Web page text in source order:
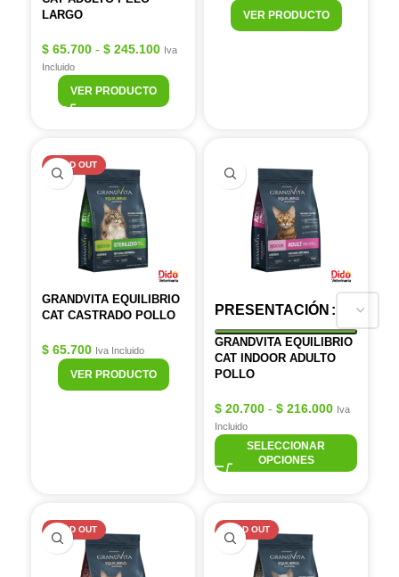
LARGO
$ 65.700 - $ 245.100 Iva
Incluido
VER PRODUCTO
VER PRODUCTO
SOLD OUT
GRANDVITA EQUILIBRIO
CAT CASTRADO POLLO
$ 65.700 Iva Incluido
VER PRODUCTO
PRESENTACIÓN
GRANDVITA EQUILIBRIO
CAT INDOOR ADULTO
POLLO
$ 20.700 - $ 216.000 Iva
Incluido
SELECCIONAR
OPCIONES
SOLD OUT SOLD OUT